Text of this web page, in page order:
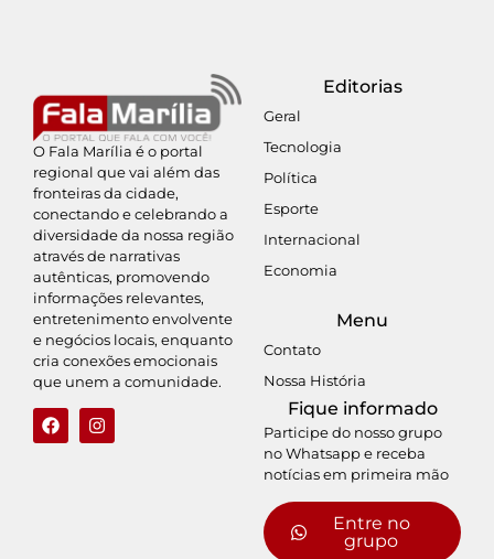
O Fala Marília é o portal
regional que vai além das
fronteiras da cidade,
conectando e celebrando a
diversidade da nossa região
através de narrativas
autênticas, promovendo
informações relevantes,
entretenimento envolvente
e negócios locais, enquanto
cria conexões emocionais
que unem a comunidade.
Editorias
Geral
Tecnologia
Política
Esporte
Internacional
Economia
Menu
Contato
Nossa História
Fique informado
Participe do nosso grupo
no Whatsapp e receba
notícias em primeira mão
Entre no
grupo